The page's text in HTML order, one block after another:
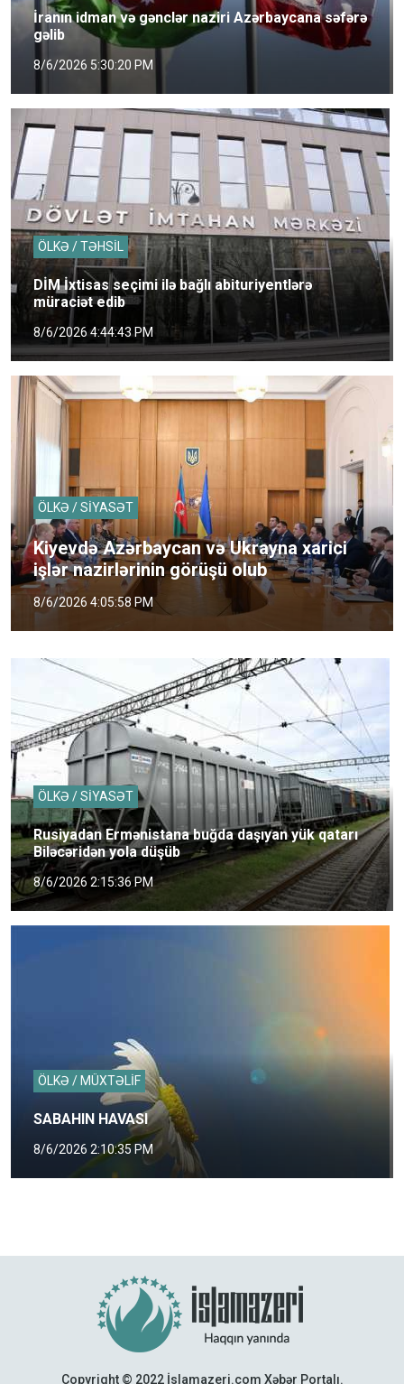
İranın idman və gənclər naziri Azərbaycana səfərə
gəlib
8/6/2026 5:30:20 PM
ÖLKƏ / TƏHSİL
DİM İxtisas seçimi ilə bağlı abituriyentlərə
müraciət edib
8/6/2026 4:44:43 PM
ÖLKƏ / SİYASƏT
Kiyevdə Azərbaycan və Ukrayna xarici
işlər nazirlərinin görüşü olub
8/6/2026 4:05:58 PM
ÖLKƏ / SİYASƏT
Rusiyadan Ermənistana buğda daşıyan yük qatarı
Biləcəridən yola düşüb
8/6/2026 2:15:36 PM
ÖLKƏ / MÜXTƏLİF
SABAHIN HAVASI
8/6/2026 2:10:35 PM
Copyright © 2022 İslamazeri.com Xəbər Portalı.